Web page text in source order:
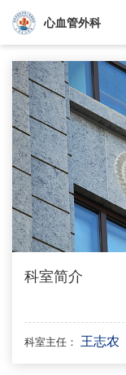
心血管外科
科室简介
科室主任： 王志农